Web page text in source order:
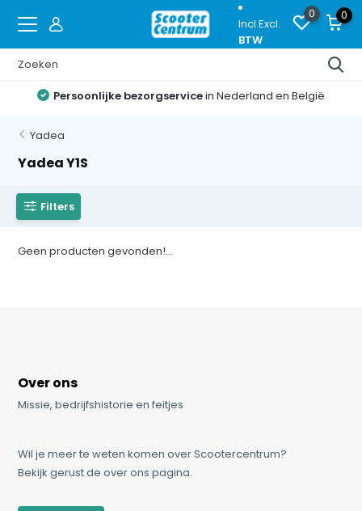
Incl.Excl.
BTW
0 0
Persoonlijke bezorgservicein Nederland en België
Yadea
Yadea Y1S
Filters
Geen producten gevonden!...
Over ons
Missie, bedrijfshistorie en feitjes
Wil je meer te weten komen over Scootercentrum?
Bekijk gerust de over ons pagina.